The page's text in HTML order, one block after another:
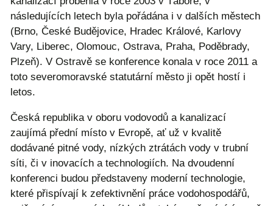
následujících letech byla pořádána i v dalších městech
(Brno, České Budějovice, Hradec Králové, Karlovy
Vary, Liberec, Olomouc, Ostrava, Praha, Poděbrady,
Plzeň). V Ostravě se konference konala v roce 2011 a
toto severomoravské statutární město ji opět hostí i
letos.
Česká republika v oboru vodovodů a kanalizací
zaujímá přední místo v Evropě, ať už v kvalitě
dodávané pitné vody, nízkých ztrátách vody v trubní
síti, či v inovacích a technologiích. Na dvoudenní
konferenci budou představeny moderní technologie,
které přispívají k zefektivnění práce vodohospodářů,